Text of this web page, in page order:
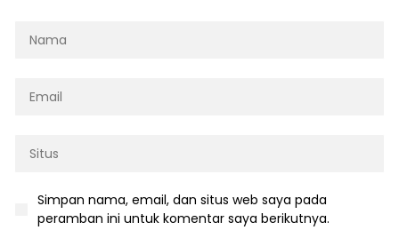
Simpan nama, email, dan situs web saya pada
peramban ini untuk komentar saya berikutnya.